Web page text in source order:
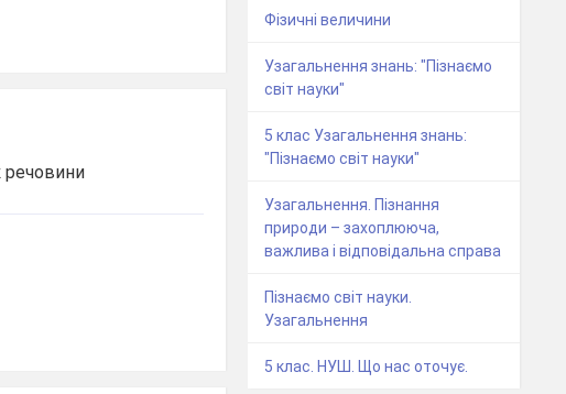
речовини
Фізичні величини
Узагальнення знань: "Пізнаємо
світ науки"
5 клас Узагальнення знань:
"Пізнаємо світ науки"
Узагальнення. Пізнання
природи – захоплююча,
важлива і відповідальна справа
Пізнаємо світ науки.
Узагальнення
5 клас. НУШ. Що нас оточує.